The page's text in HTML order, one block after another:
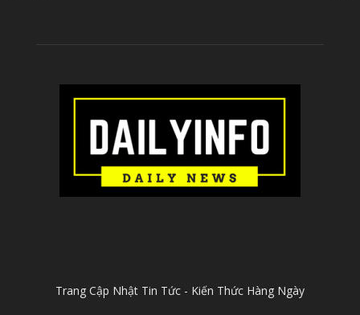
Trang Cập Nhật Tin Tức - Kiến Thức Hàng Ngày